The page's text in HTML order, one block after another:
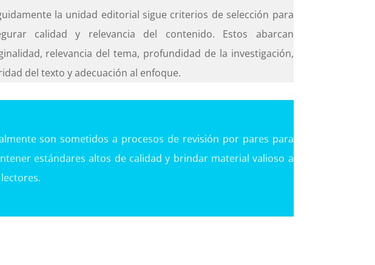
la unidad editorial sigue criterios de selección para
calidad y relevancia del contenido. Estos abarcan
relevancia del tema, profundidad de la investigación,
del texto y adecuación al enfoque.
son sometidos a procesos de revisión por pares para
estándares altos de calidad y brindar material valioso a